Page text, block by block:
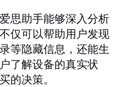
思助手能够深入分析
仅可以帮助用户发现
等隐藏信息，还能生
了解设备的真实状
的决策。